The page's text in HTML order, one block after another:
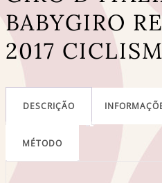
BABYGIRO
2017
DESCRIÇÃO
MÉTODO